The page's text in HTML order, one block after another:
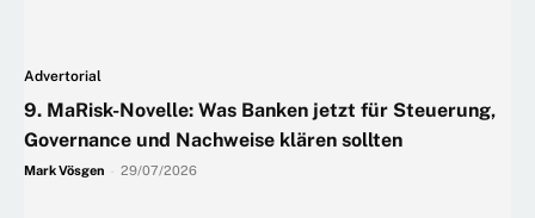
Advertorial
9. MaRisk-Novelle: Was Banken jetzt für Steuerung,
Governance und Nachweise klären sollten
Mark Vösgen 29/07/2026